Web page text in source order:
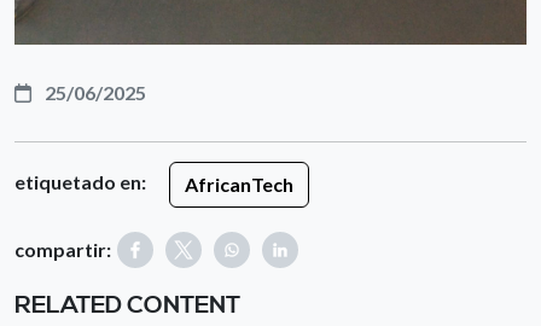
25/06/2025
etiquetado en: AfricanTech
compartir:
RELATED CONTENT